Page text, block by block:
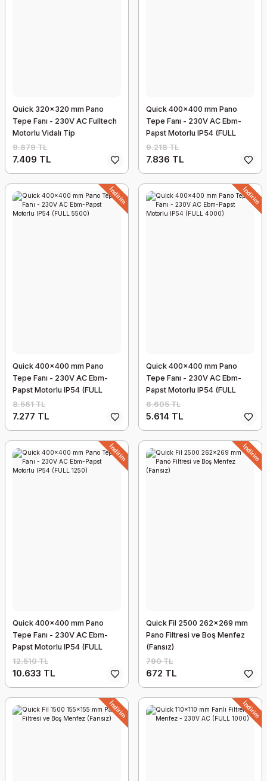
Quick 320x320 mm Pano
Tepe Fanı - 230V AC Fulltech
Motorlu Vidalı Tip
(RF190APA23-H)
9.879 TL
7.409 TL
Quick 400x400 mm Pano
Tepe Fanı - 230V AC Ebm-
Papst Motorlu IP54 (FULL
6000)
9.218 TL
7.836 TL
İndirim
Quick 400x400 mm Pano
Tepe Fanı - 230V AC Ebm-
Papst Motorlu IP54 (FULL
5500)
8.561 TL
7.277 TL
İndirim
Quick 400x400 mm Pano
Tepe Fanı - 230V AC Ebm-
Papst Motorlu IP54 (FULL
4000)
6.605 TL
5.614 TL
İndirim
Quick 400x400 mm Pano
Tepe Fanı - 230V AC Ebm-
Papst Motorlu IP54 (FULL
1250)
12.510 TL
10.633 TL
İndirim
Quick Fil 2500 262x269 mm
Pano Filtresi ve Boş Menfez
(Fansız)
790 TL
672 TL
İndirim İndirim